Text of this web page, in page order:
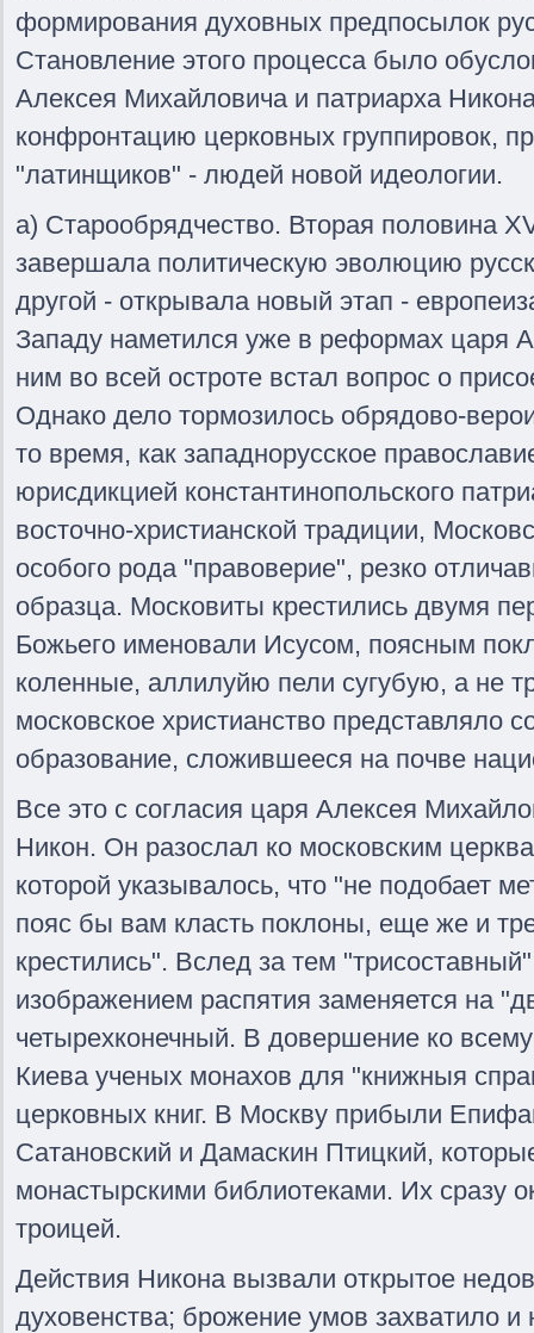
формирования духовных предпосылок
Становление этого процесса было
Алексея Михайловича и патриарха
конфронтацию церковных группировок,
"латинщиков" - людей новой идеологии.
а) Старообрядчество. Вторая половина
завершала политическую эволюцию
другой - открывала новый этап -
Западу наметился уже в реформах царя
ним во всей остроте встал вопрос о
Однако дело тормозилось обрядово-
то время, как западнорусское
юрисдикцией константинопольского
восточно-христианской традиции,
особого рода "правоверие", резко
образца. Московиты крестились двумя
Божьего именовали Исусом, поясным
коленные, аллилуйю пели сугубую, а не
московское христианство представляло
образование, сложившееся на почве
Все это с согласия царя Алексея
Никон. Он разослал ко московским
которой указывалось, что "не подобает
пояс бы вам класть поклоны, еще же и
крестились". Вслед за тем
изображением распятия заменяется на
четырехконечный. В довершение ко
Киева ученых монахов для "книжныя
церковных книг. В Москву прибыли
Сатановский и Дамаскин Птицкий,
монастырскими библиотеками. Их сразу
троицей.
Действия Никона вызвали открытое
духовенства; брожение умов захватило